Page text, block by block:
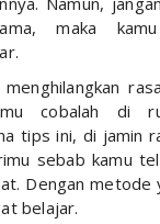
maka
cobalah di
tips ini, di jamin
sebab kamu
Dengan metode
belajar.